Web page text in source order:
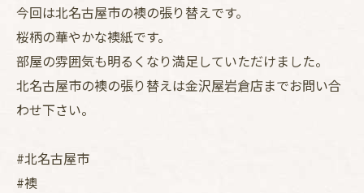
今回は北名古屋市の襖の張り替えです。
桜柄の華やかな襖紙です。
部屋の雰囲気も明るくなり満足していただけました。
北名古屋市の襖の張り替えは金沢屋岩倉店までお問い合
わせ下さい。
#北名古屋市
#襖